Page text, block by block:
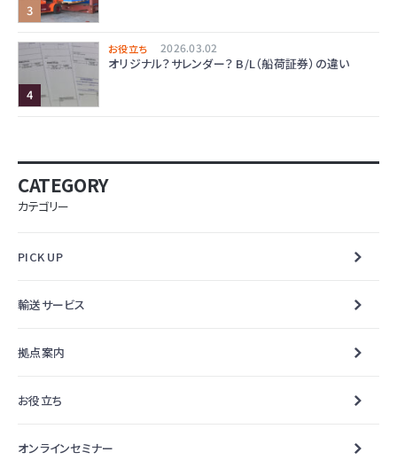
お役立ち 2026.03.02
オリジナル？サレンダー？ B/L（船荷証券）の違い
CATEGORY
カテゴリー
PICK UP
輸送サービス
拠点案内
お役立ち
オンラインセミナー